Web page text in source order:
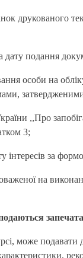
друкованого
дату подання
особи на
,,Про
3;
інтересів за
на
може подавати